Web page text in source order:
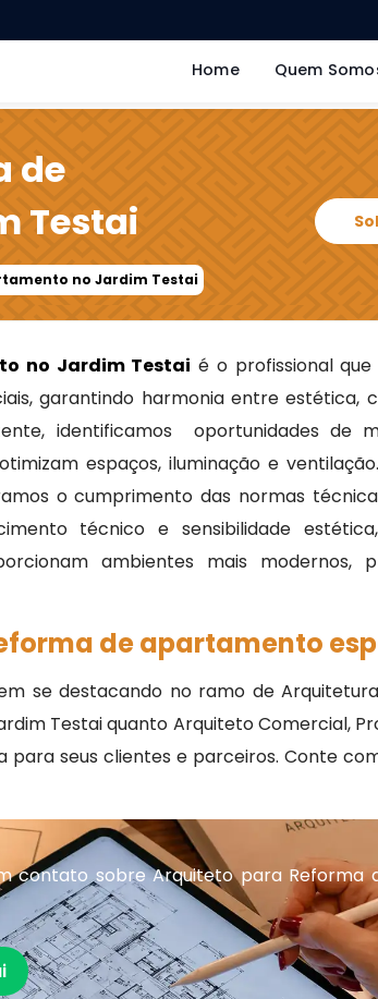
Home Quem
de
Testai
no Jardim Testai
no Jardim Testai é o profissional
garantindo harmonia entre estética,
identificamos oportunidades de
espaços, iluminação e
o cumprimento das normas
técnico e sensibilidade
ambientes mais modernos,
de apartamento
se destacando no ramo de
Testai quanto Arquiteto Comercial,
para seus clientes e parceiros. Conte
contato sobre Arquiteto para Reforma